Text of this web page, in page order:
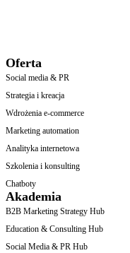
Oferta
Social media & PR
Strategia i kreacja
Wdrożenia e-commerce
Marketing automation
Analityka internetowa
Szkolenia i konsulting
Chatboty
Akademia
B2B Marketing Strategy Hub
Education & Consulting Hub
Social Media & PR Hub